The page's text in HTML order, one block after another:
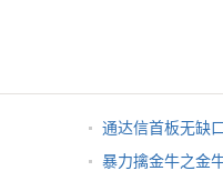
通达信首板无缺
暴力擒金牛之金